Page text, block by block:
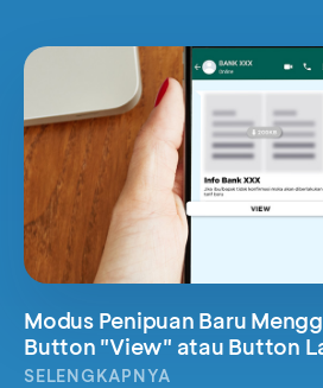
Modus Penipuan Baru
Button "View" atau Button
WhatsApp
SELENGKAPNYA